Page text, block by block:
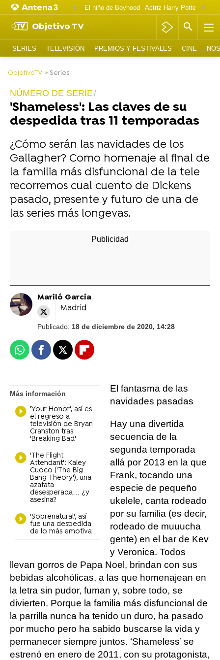
El niño de Boyhood Actriz Harry Potter
Objetivo TV
SERIES TELEVISIÓN PREMIOS Y FESTIVALES CINE
ObjetivoTV » Series
NÚMERO DE SERIE
'Shameless': Las claves de su
despedida tras 11 temporadas
¿Cómo serán las navidades de los
Gallagher? Como homenaje al final de
la familia más disfuncional de la tele
recorremos cual cuento de Dickens
pasado, presente y futuro de una de
las series más longevas.
Mariló García
Madrid
Publicado: 18 de diciembre de 2020, 14:28
WhatsappFacebook
X Flipboard
Más información
'Your Honor', así es
el regreso a
televisión de Bryan
Cranston tras
'Breaking Bad'
'The Flight
Attendant': Kaley
Cuoco ('The Big
Bang Theory'), una
azafata
desesperada… ¿y
asesina?
'Sobrenatural', así
fue una despedida
de lo más emotiva
El fantasma de las
navidades pasadas
Hay una divertida
secuencia de la
segunda temporada
allá por 2013 en la que
Frank, tocando una
especie de pequeño
ukelele, canta rodeado
por su familia (es decir,
rodeado de muuucha
gente) en el bar de Kev
y Veronica. Todos
llevan gorros de Papa Noel, brindan con sus
bebidas alcohólicas, a las que homenajean en
la letra sin pudor, fuman y, sobre todo, se
divierten. Porque la familia más disfuncional de
la parrilla nunca ha tenido un duro, ha pasado
por mucho pero ha sabido buscarse la vida y
permanecer siempre juntos. ‘Shameless’ se
estrenó en enero de 2011, con su protagonista,